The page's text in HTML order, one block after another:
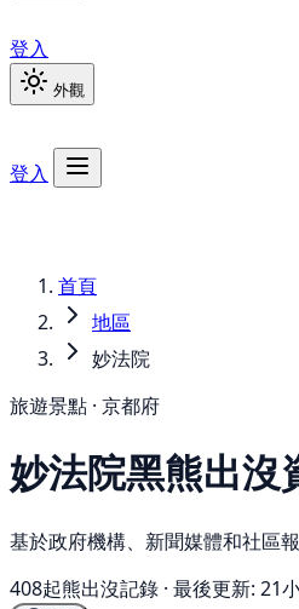
登入
外觀
登入
首頁
地區
妙法院
旅遊景點 · 京都府
妙法院黑熊出沒
基於政府機構、新聞媒體和社區
408起熊出沒記錄 · 最後更新: 21